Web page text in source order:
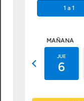
1 a 1
MAÑANA
JUE
6